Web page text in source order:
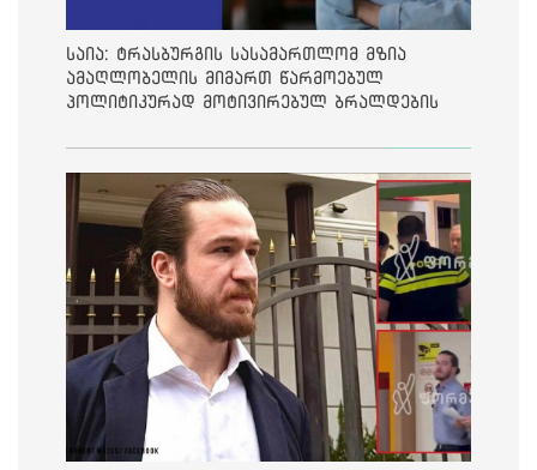
საია: ტრასბურგის სასამართლომ მზია
ამაღლობელის მიმართ წარმოებულ
პოლიტიკურად მოტივირებულ ბრალდების